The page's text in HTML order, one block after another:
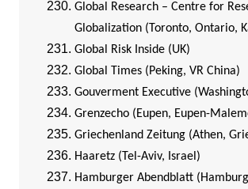
Global Research – Centre for
Globalization (Toronto, Ontario,
Global Risk Inside (UK)
Global Times (Peking, VR China)
Gouverment Executive
Grenzecho (Eupen, Eupen-
Griechenland Zeitung (Athen,
Haaretz (Tel-Aviv, Israel)
Hamburger Abendblatt